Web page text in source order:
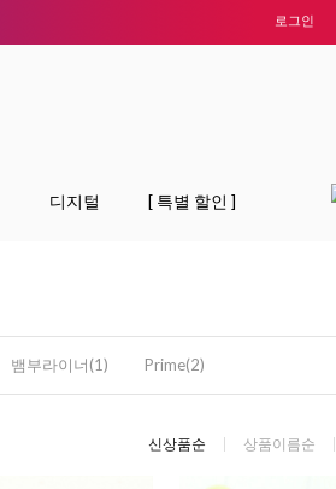
로그인
디지털 [ 특별 할인 ]
뱀부라이너(1) Prime(2)
신상품순 상품이름순